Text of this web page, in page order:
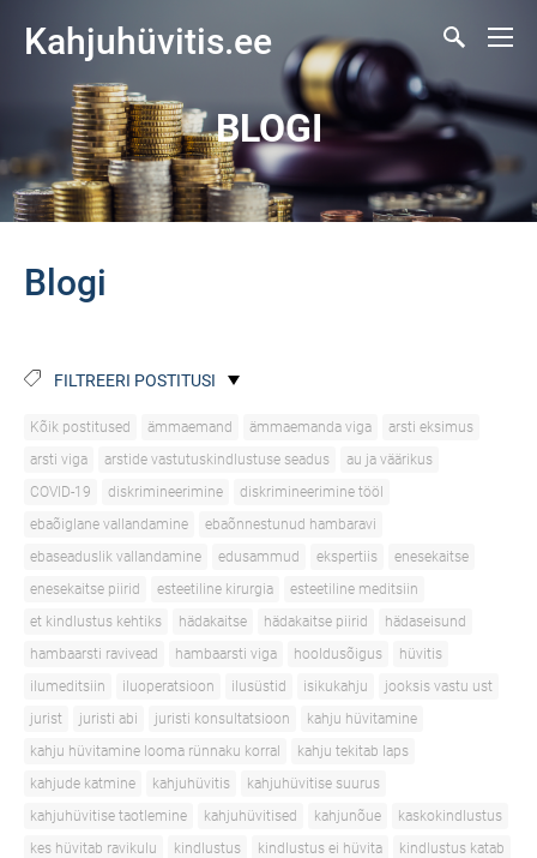
Kahjuhüvitis.ee
BLOGI
Blogi
FILTREERI POSTITUSI
Kõik postitused ämmaemand ämmaemanda viga
arsti eksimus
arsti viga
arstide vastutuskindlustuse seadus
au ja väärikus
COVID-19
diskrimineerimine
diskrimineerimine tööl
ebaõiglane vallandamine
ebaõnnestunud hambaravi
ebaseaduslik vallandamine
edusammud ekspertiis
enesekaitse
enesekaitse piirid
esteetiline kirurgia
esteetiline meditsiin
et kindlustus kehtiks
hädakaitse hädakaitse piirid
hädaseisund
hambaarsti ravivead
hambaarsti viga hooldusõigus
hüvitis
ilumeditsiin
iluoperatsioon ilusüstid isikukahju
jooksis vastu ust
jurist
juristi abi juristi konsultatsioon
kahju hüvitamine
kahju hüvitamine looma rünnaku korral
kahju tekitab laps
kahjude katmine
kahjuhüvitis
kahjuhüvitise suurus
kahjuhüvitise taotlemine
kahjuhüvitised kahjunõue
kaskokindlustus
kes hüvitab ravikulu
kindlustus kindlustus ei hüvita
kindlustus katab